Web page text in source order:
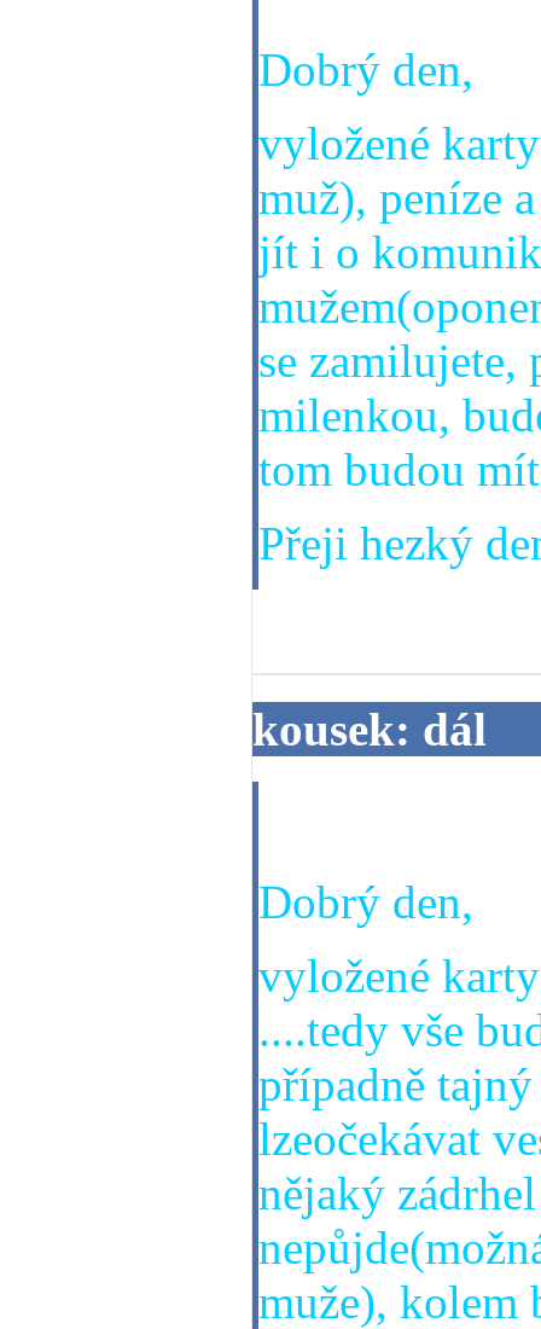
Dobrý den,
vyložené
muž), peníze
jít i o
se zamilujete,
milenkou,
tom budou
Přeji hezký
kousek: dál
Dobrý den,
vyložené
....tedy vše
případně
lzeočekávat
nějaký
muže), kolem